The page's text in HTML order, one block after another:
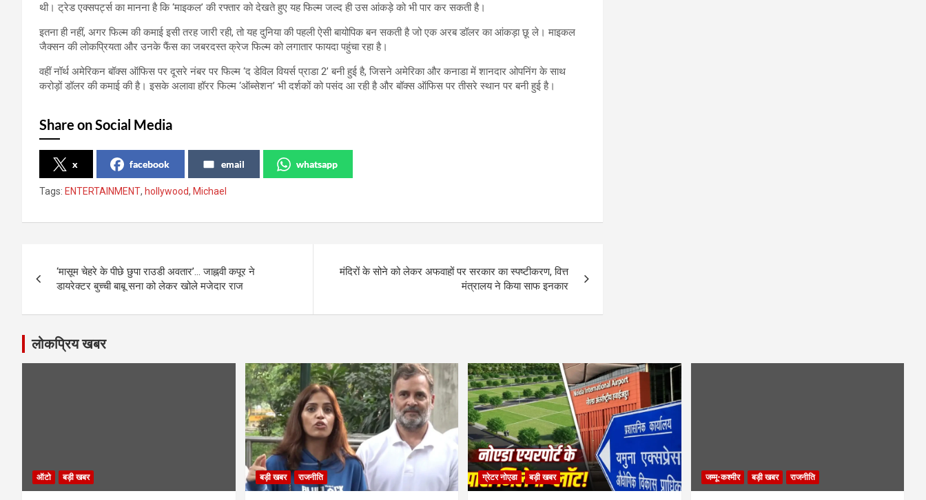
थी। ट्रेड एक्सपर्ट्स का मानना है कि ‘माइकल’ की रफ्तार को देखते हुए यह फिल्म जल्द ही उस आंकड़े को भी पार कर सकती है।
इतना ही नहीं, अगर फिल्म की कमाई इसी तरह जारी रही, तो यह दुनिया की पहली ऐसी बायोपिक बन सकती है जो एक अरब डॉलर का आंकड़ा छू ले। माइकल
जैक्सन की लोकप्रियता और उनके फैंस का जबरदस्त क्रेज फिल्म को लगातार फायदा पहुंचा रहा है।
वहीं नॉर्थ अमेरिकन बॉक्स ऑफिस पर दूसरे नंबर पर फिल्म ‘द डेविल वियर्स प्राडा 2’ बनी हुई है, जिसने अमेरिका और कनाडा में शानदार ओपनिंग के साथ
करोड़ों डॉलर की कमाई की है। इसके अलावा हॉरर फिल्म ‘ऑब्सेशन’ भी दर्शकों को पसंद आ रही है और बॉक्स ऑफिस पर तीसरे स्थान पर बनी हुई है।
Share on Social Media
x facebook email whatsapp
Tags: ENTERTAINMENT, hollywood, Michael
navigation
‘मासूम चेहरे के पीछे छुपा राउडी अवतार’… जाह्नवी कपूर ने
डायरेक्टर बुच्ची बाबू सना को लेकर खोले मजेदार राज
मंदिरों के सोने को लेकर अफवाहों पर सरकार का स्पष्टीकरण, वित्त
मंत्रालय ने किया साफ इनकार
लोकप्रिय खबर
ऑटो बड़ी खबर बड़ी खबर राजनीति ग्रेटर नोएडा बड़ी खबर जम्मू-कश्मीर बड़ी खबर राजनीति